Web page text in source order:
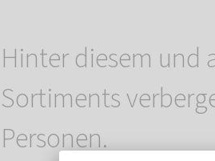
Hinter diesem und
Sortiments
Personen.